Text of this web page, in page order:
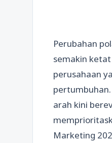
Perubahan
semakin
perusahaan
arah kini
Marketing